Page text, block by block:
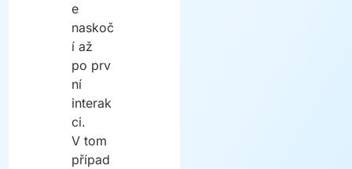
e
naskoč
í až
po prv
ní
interak
ci.
V tom
případ